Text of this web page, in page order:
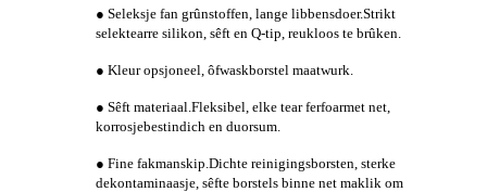
● Seleksje fan grûnstoffen, lange libbensdoer.Strikt
selektearre silikon, sêft en Q-tip, reukloos te brûken.
● Kleur opsjoneel, ôfwaskborstel maatwurk.
● Sêft materiaal.Fleksibel, elke tear ferfoarmet net,
korrosjebestindich en duorsum.
● Fine fakmanskip.Dichte reinigingsborsten, sterke
dekontaminaasje, sêfte borstels binne net maklik om